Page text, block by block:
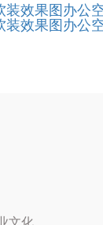
装效果图办公
装效果图办公